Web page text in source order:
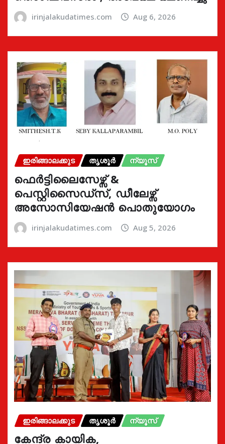
irinjalakudatimes.com Aug 6, 2026
ഇരിങ്ങാലക്കുട തൃശൂർ ന്യൂസ്
ഫെർട്ടിലൈസേഴ്സ് &
പെസ്റ്റിസൈഡ്സ്, ഡീലേഴ്സ്
അസോസിയേഷൻ പൊതുയോഗം
irinjalakudatimes.com Aug 5, 2026
ഇരിങ്ങാലക്കുട തൃശൂർ ന്യൂസ്
കേന്ദ്ര കായിക,